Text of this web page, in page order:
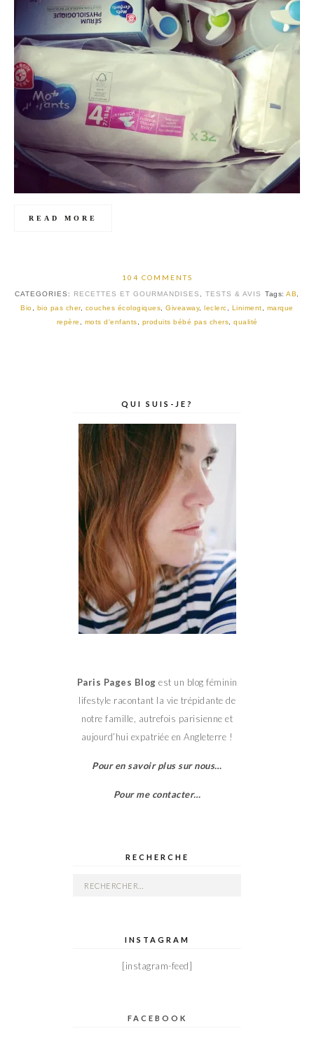
READ MORE
104 COMMENTS
CATEGORIES: RECETTES ET GOURMANDISES ,TESTS & AVIS Tags:AB
Bio
bio pas cher, couches écologiques ,Giveaway,leclerc Liniment
marque
repère
mots d'enfants produits bébé pas chers qualité
QUI SUIS-JE?
Paris Pages Blog est un blog féminin
lifestyle racontant la vie trépidante de
notre famille, autrefois parisienne et
aujourd’hui expatriée en Angleterre !
Pour en savoir plus sur nous…
Pour me contacter…
RECHERCHE
Rechercher :
INSTAGRAM
[instagram-feed]
FACEBOOK